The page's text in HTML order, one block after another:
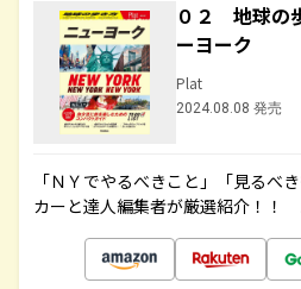
０２ 地球の
ーヨーク
Plat
2024.08.08 発売
「ＮＹでやるべきこと」「見るべ
カーと達人編集者が厳選紹介！！